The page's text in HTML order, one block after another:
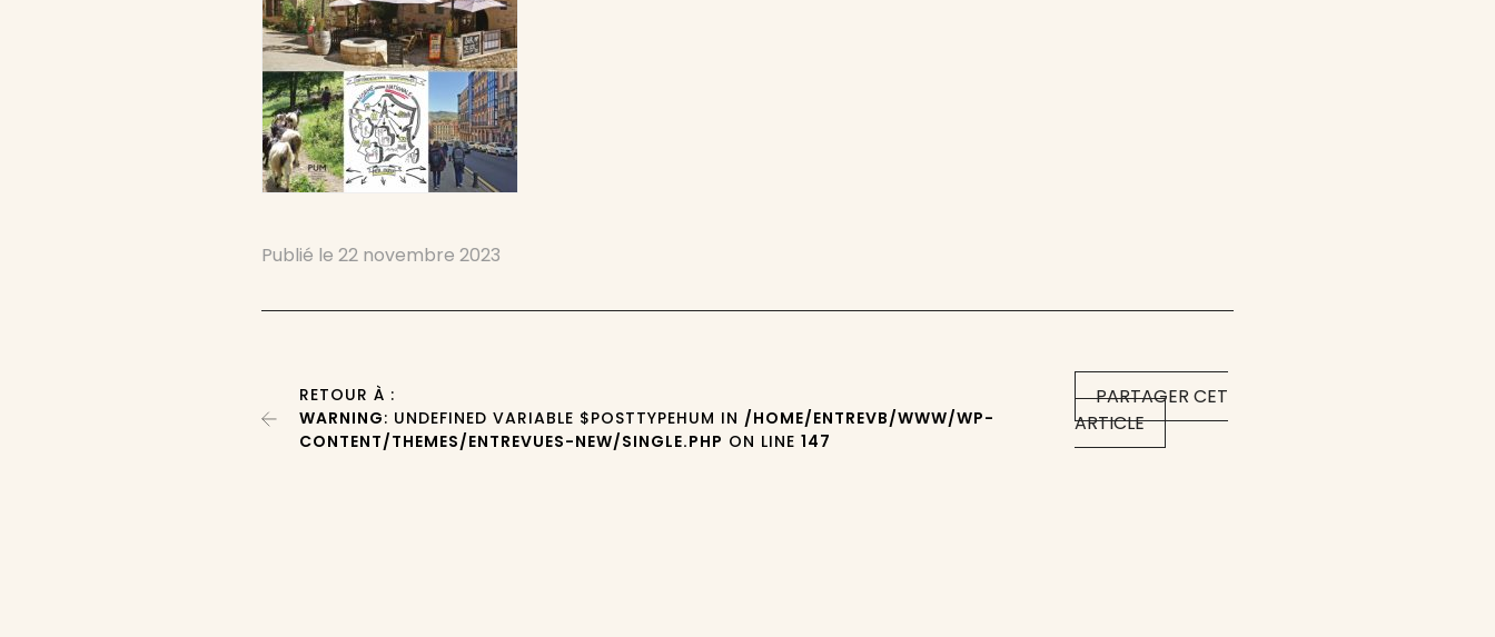
Publié le22 novembre 2023
PARTAGER CET
ARTICLE
RETOUR À :
WARNING: UNDEFINED VARIABLE $POSTTYPEHUM IN /HOME/ENTREVB/WWW/WP-
CONTENT/THEMES/ENTREVUES-NEW/SINGLE.PHP ON LINE147